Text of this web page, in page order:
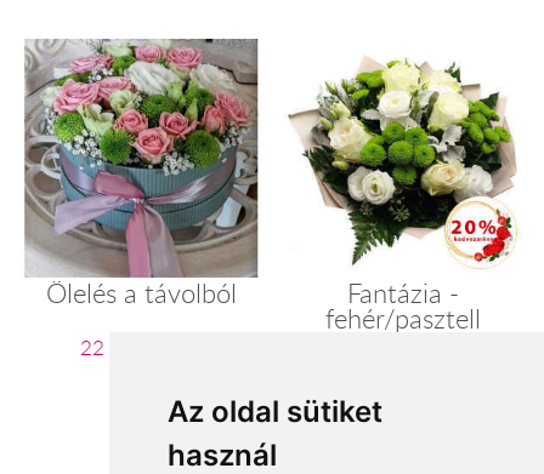
Az oldal sütiket
használ
Ölelés a távolból
22 060 Ft-tól
Fantázia -
fehér/pasztell
szezoncsokor
2 3 ...